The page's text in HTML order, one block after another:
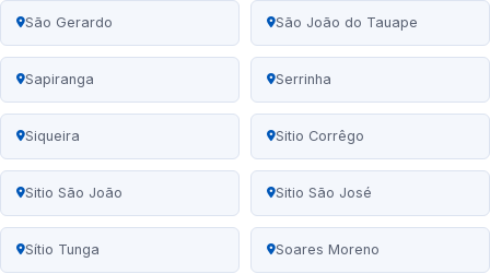
São Gerardo São João do Tauape
Sapiranga Serrinha
Siqueira Sitio Corrêgo
Sitio São João Sitio São José
Sítio Tunga Soares Moreno